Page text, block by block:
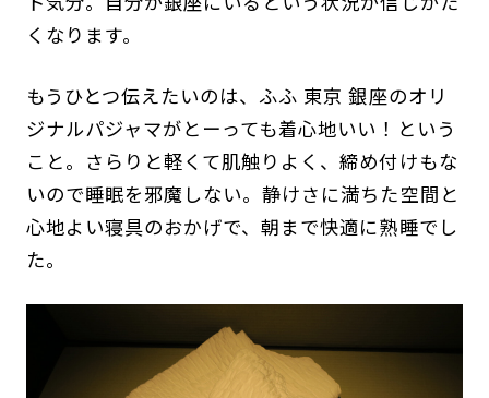
くなります。
もうひとつ伝えたいのは、ふふ 東京 銀座のオリ
ジナルパジャマがとーっても着心地いい！という
こと。さらりと軽くて肌触りよく、締め付けもな
いので睡眠を邪魔しない。静けさに満ちた空間と
心地よい寝具のおかげで、朝まで快適に熟睡でし
た。